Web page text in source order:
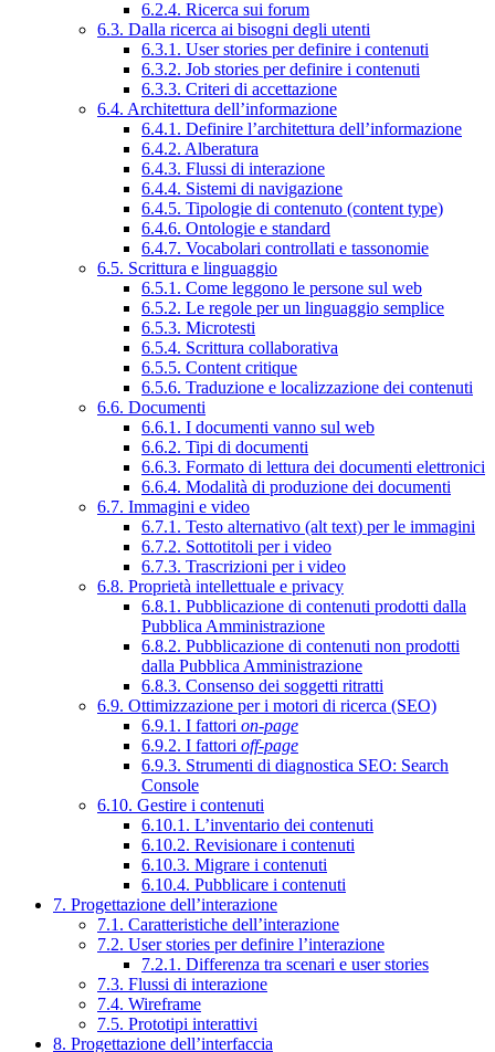
6.2.4. Ricerca sui forum
6.3. Dalla ricerca ai bisogni degli utenti
6.3.1. User stories per definire i contenuti
6.3.2. Job stories per definire i contenuti
6.3.3. Criteri di accettazione
6.4. Architettura dell’informazione
6.4.1. Definire l’architettura dell’informazione
6.4.2. Alberatura
6.4.3. Flussi di interazione
6.4.4. Sistemi di navigazione
6.4.5. Tipologie di contenuto (content type)
6.4.6. Ontologie e standard
6.4.7. Vocabolari controllati e tassonomie
6.5. Scrittura e linguaggio
6.5.1. Come leggono le persone sul web
6.5.2. Le regole per un linguaggio semplice
6.5.3. Microtesti
6.5.4. Scrittura collaborativa
6.5.5. Content critique
6.5.6. Traduzione e localizzazione dei contenuti
6.6. Documenti
6.6.1. I documenti vanno sul web
6.6.2. Tipi di documenti
6.6.3. Formato di lettura dei documenti elettronici
6.6.4. Modalità di produzione dei documenti
6.7. Immagini e video
6.7.1. Testo alternativo (alt text) per le immagini
6.7.2. Sottotitoli per i video
6.7.3. Trascrizioni per i video
6.8. Proprietà intellettuale e privacy
6.8.1. Pubblicazione di contenuti prodotti dalla
Pubblica Amministrazione
6.8.2. Pubblicazione di contenuti non prodotti
dalla Pubblica Amministrazione
6.8.3. Consenso dei soggetti ritratti
6.9. Ottimizzazione per i motori di ricerca (SEO)
6.9.1. I fattori on-page
6.9.2. I fattori off-page
6.9.3. Strumenti di diagnostica SEO: Search
Console
6.10. Gestire i contenuti
6.10.1. L’inventario dei contenuti
6.10.2. Revisionare i contenuti
6.10.3. Migrare i contenuti
6.10.4. Pubblicare i contenuti
7. Progettazione dell’interazione
7.1. Caratteristiche dell’interazione
7.2. User stories per definire l’interazione
7.2.1. Differenza tra scenari e user stories
7.3. Flussi di interazione
7.4. Wireframe
7.5. Prototipi interattivi
8. Progettazione dell’interfaccia